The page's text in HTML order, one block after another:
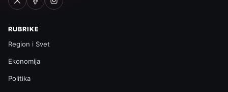
RUBRIKE
Region i Svet
Ekonomija
Politika